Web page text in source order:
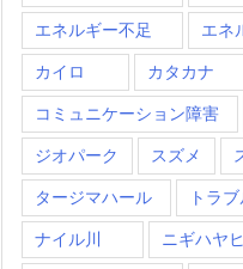
エネルギー不足 エネ
カイロ カタカナ
コミュニケーション障害
ジオパーク スズメ
タージマハール トラ
ナイル川 ニギハヤヒ